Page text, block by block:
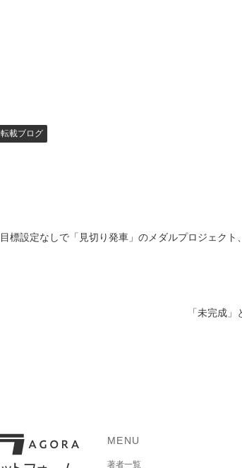
転載ブログ
目標設定なしで「見切り発車」のメダルプロジェクト
「未完成
MENU
著者一覧